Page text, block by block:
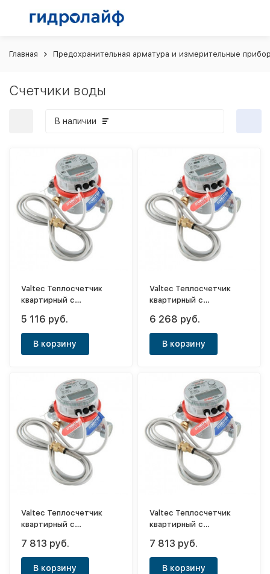
Главная Предохранительная арматура и измерительные
Счетчики воды
В наличии
Valtec Теплосчетчик
квартирный с
расходомером 1,5 м3/
час (прямой)
5 116 руб.
В корзину
Valtec Теплосчетчик
квартирный с
расходомером RS-485
1,5 м3/час прямой
6 268 руб.
В корзину
Valtec Теплосчетчик
квартирный с
расходомером RS-485
2.5 м3/час прямой
7 813 руб.
В корзину
Valtec Теплосчетчик
квартирный с
расходомером RS-485
2,5 м3/час (обратный)
7 813 руб.
В корзину